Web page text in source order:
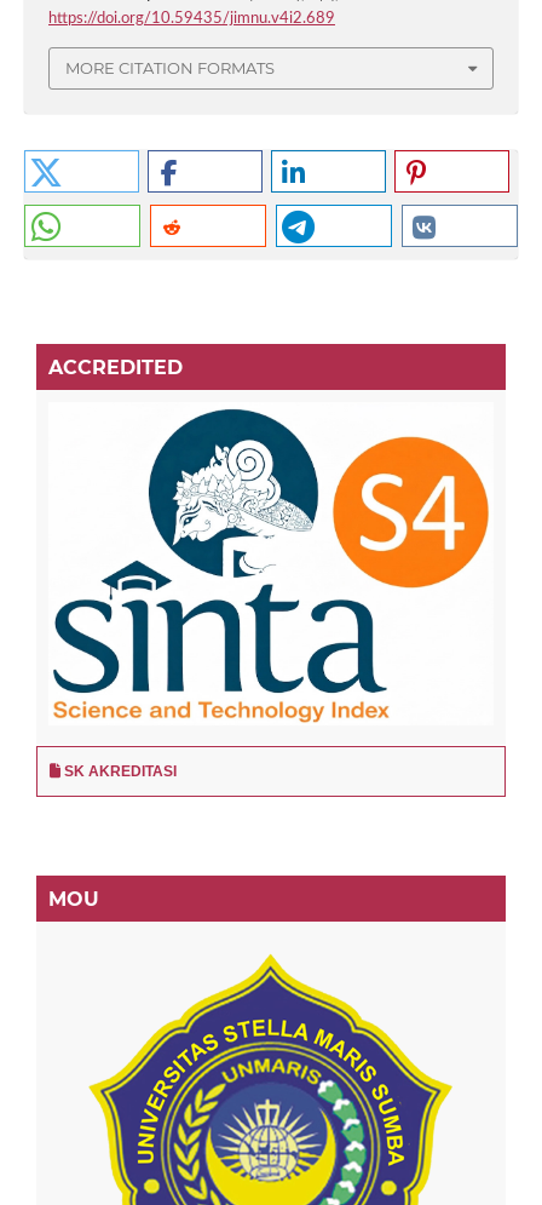
https://doi.org/10.59435/jimnu.v4i2.689
MORE CITATION FORMATS
ACCREDITED
SK AKREDITASI
MOU